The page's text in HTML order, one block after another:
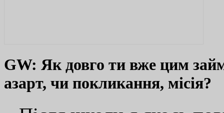
GW: Як довго ти вже цим
азарт, чи покликання, місія?